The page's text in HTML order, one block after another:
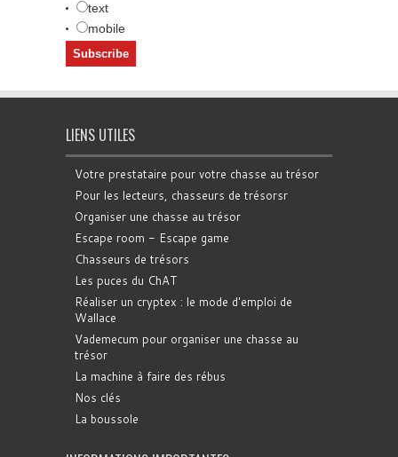
text
mobile
LIENS UTILES
Votre prestataire pour votre chasse au trésor
Pour les lecteurs, chasseurs de trésorsr
Organiser une chasse au trésor
Escape room - Escape game
Chasseurs de trésors
Les puces du ChAT
Réaliser un cryptex : le mode d'emploi de
Wallace
Vademecum pour organiser une chasse au
trésor
La machine à faire des rébus
Nos clés
La boussole